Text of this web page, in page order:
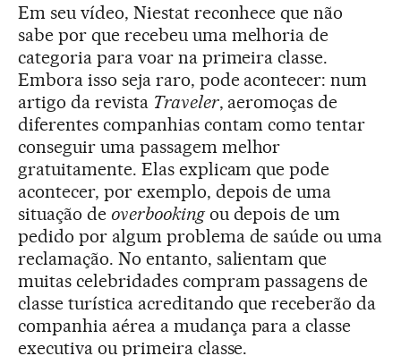
Em seu vídeo, Niestat reconhece que não
sabe por que recebeu uma melhoria de
categoria para voar na primeira classe.
Embora isso seja raro, pode acontecer: num
artigo da revista Traveler, aeromoças de
diferentes companhias contam como tentar
conseguir uma passagem melhor
gratuitamente. Elas explicam que pode
acontecer, por exemplo, depois de uma
situação de overbookingou depois de um
pedido por algum problema de saúde ou uma
reclamação. No entanto, salientam que
muitas celebridades compram passagens de
classe turística acreditando que receberão da
companhia aérea a mudança para a classe
executiva ou primeira classe.